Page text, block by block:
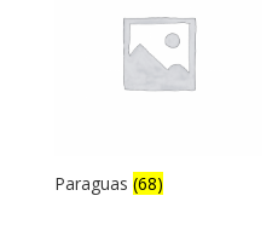
Paraguas (68)